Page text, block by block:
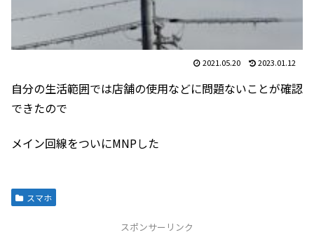
2021.05.20 2023.01.12
自分の生活範囲では店舗の使用などに問題ないことが確認
できたので
メイン回線をついにMNPした
スマホ
スポンサーリンク